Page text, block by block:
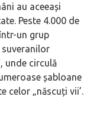
au aceeași
Peste 4.000 de
un grup
unde circulă
șabloane
celor „născuți vii’.